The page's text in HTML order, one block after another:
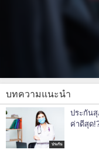
บทความแนะนำ
ประกัน
ประกัน
ค่าดีสุด